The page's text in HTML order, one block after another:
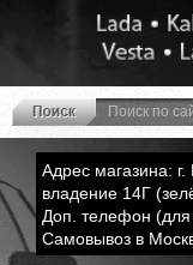
Адрес магазина:
владение 14Г
Доп. телефон (для
Самовывоз в